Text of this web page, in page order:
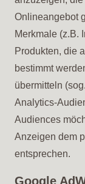
Onlineangebot
Merkmale (z.B.
Produkten, die
bestimmt
übermitteln
Analytics-
Audiences
Anzeigen dem
entsprechen.
Google